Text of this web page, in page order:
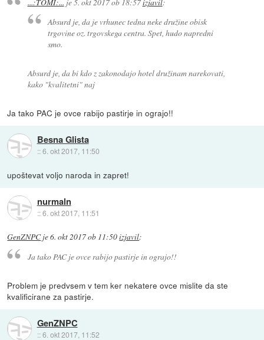
...:TOMI:... je5. okt 2017 ob 18:57izjavil:
Absurd je, da je vrhunec tedna neke družine obisk
trgovine oz. trgovskega centra. Spet, hudo napredni
smo.
Absurd je, da bi kdo z zakonodajo hotel družinam narekovati,
kako "kvalitetni" naj
Ja tako PAC je ovce rabijo pastirje in ograjo!!
Besna Glista
::6. okt 2017, 11:50
upoštevat voljo naroda in zapret!
nurmaln
::6. okt 2017, 11:51
GenZNPCje6. okt 2017 ob 11:50izjavil:
Ja tako PAC je ovce rabijo pastirje in ograjo!!
Problem je predvsem v tem ker nekatere ovce mislite da ste
kvalificirane za pastirje.
GenZNPC
::6. okt 2017, 11:52